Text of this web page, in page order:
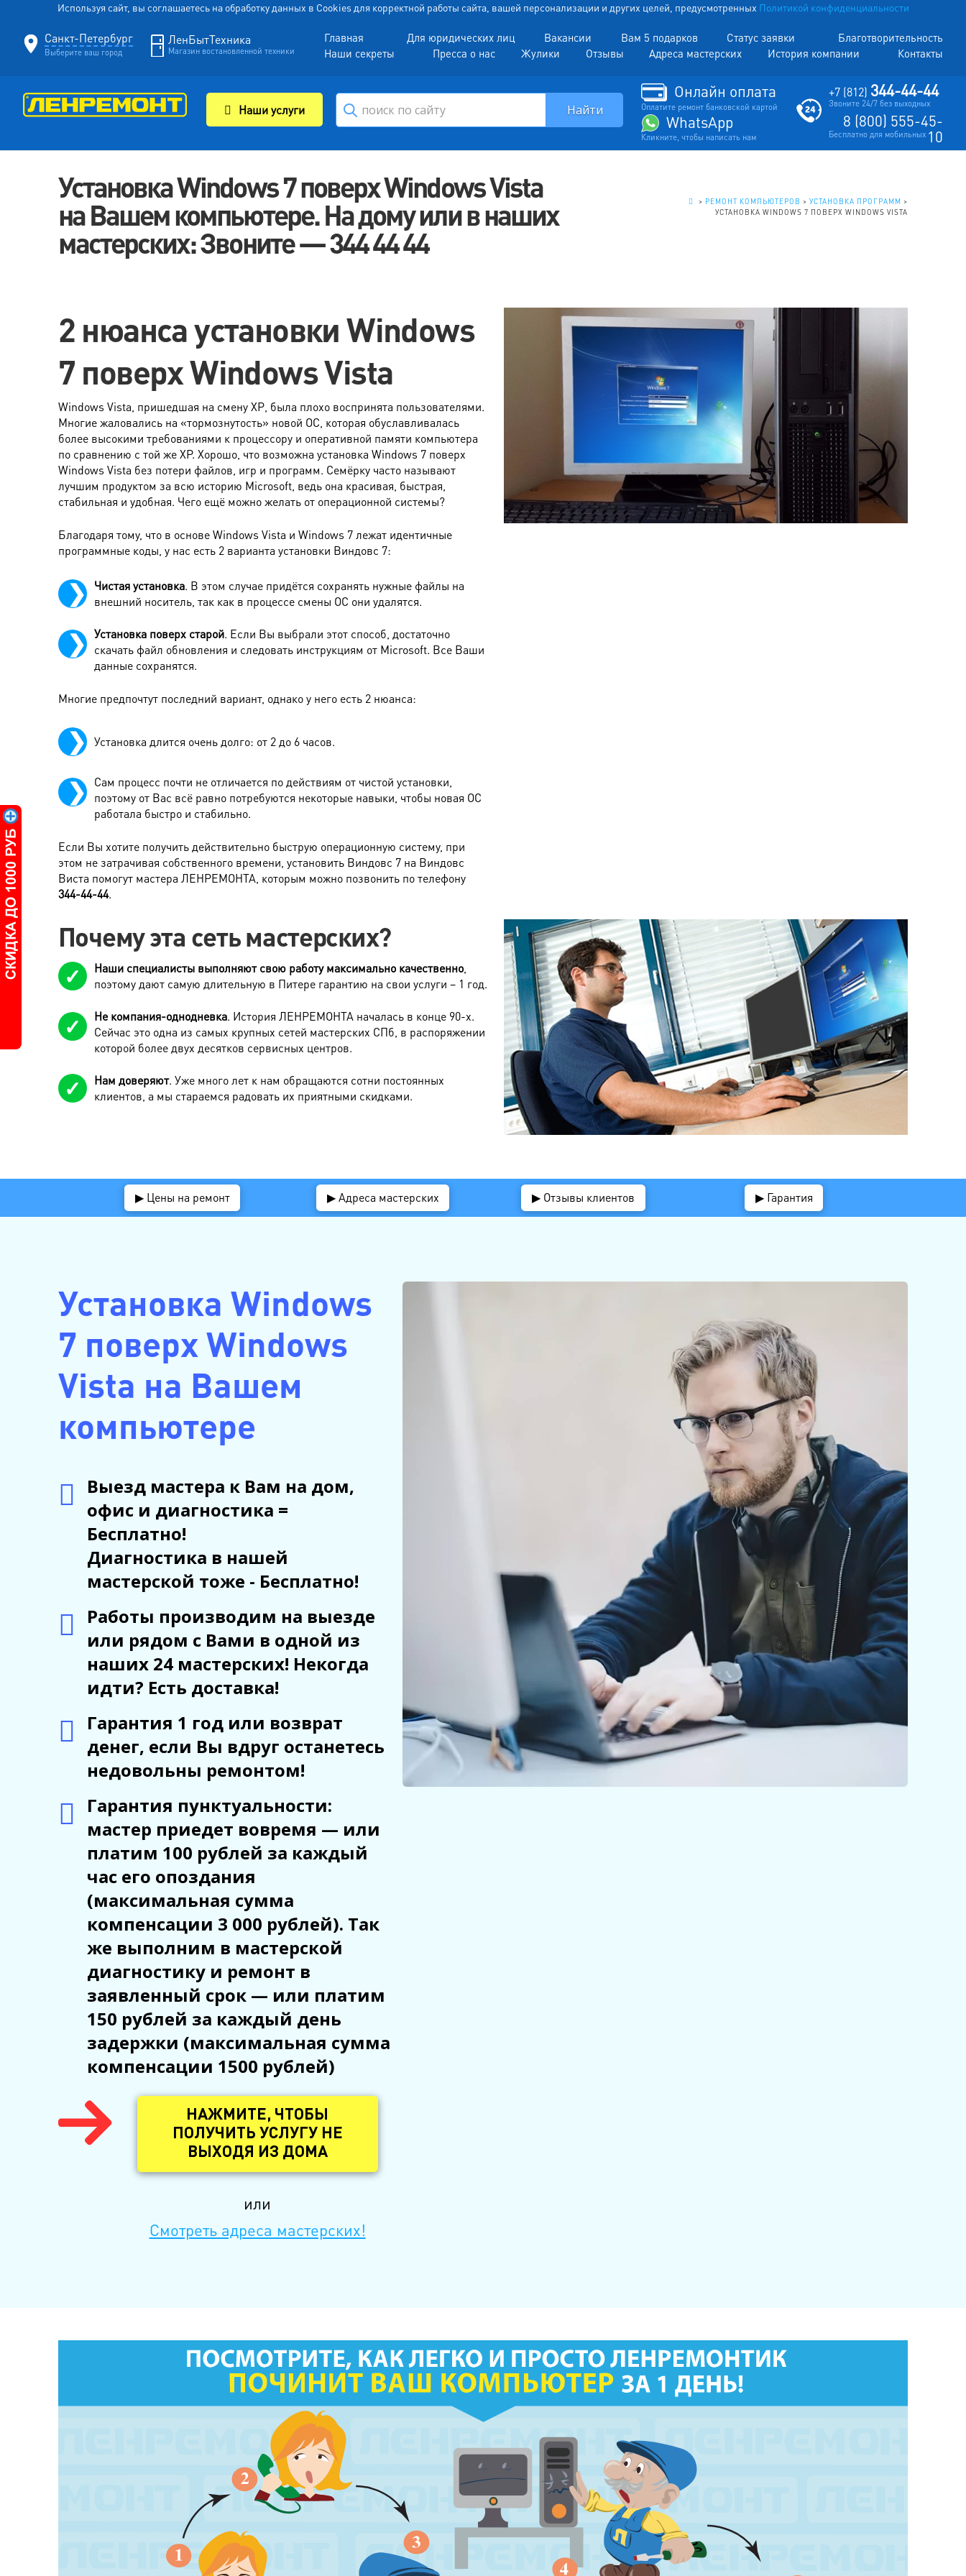
Используя сайт, вы соглашаетесь на обработку данных в Cookies для корректной работы сайта, вашей персонализации и других целей, предусмотренных Политикой конфиденциальности
Санкт-Петербург
Выберите ваш город
ЛенБытТехника
Магазин востановленной техники
Главная Для юридических лиц Вакансии Вам 5 подарков Статус заявки
Благотворительность
Наши секреты
Пресса о нас Жулики Отзывы Адреса мастерских История компании Контакты
Наши услуги
Онлайн оплата
Оплатите ремонт банковской картой
WhatsApp
Кликните, чтобы написать нам
+7 (812) 344-44-44
Звоните 24/7 без выходных
8 (800) 555-45-
10
Бесплатно для мобильных
Установка Windows 7 поверх Windows Vista
на Вашем компьютере. На дому или в наших
мастерских: Звоните — 344 44 44
> РЕМОНТ КОМПЬЮТЕРОВ > УСТАНОВКА ПРОГРАММ >
УСТАНОВКА WINDOWS 7 ПОВЕРХ WINDOWS VISTA
2 нюанса установки Windows
7 поверх Windows Vista
Windows Vista, пришедшая на смену XP, была плохо воспринята пользователями.
Многие жаловались на «тормознутость» новой ОС, которая обуславливалась
более высокими требованиями к процессору и оперативной памяти компьютера
по сравнению с той же XP. Хорошо, что возможна установка Windows 7 поверх
Windows Vista без потери файлов, игр и программ. Семёрку часто называют
лучшим продуктом за всю историю Microsoft, ведь она красивая, быстрая,
стабильная и удобная. Чего ещё можно желать от операционной системы?
Благодаря тому, что в основе Windows Vista и Windows 7 лежат идентичные
программные коды, у нас есть 2 варианта установки Виндовс 7:
Чистая установка. В этом случае придётся сохранять нужные файлы на
внешний носитель, так как в процессе смены ОС они удалятся.
Установка поверх старой. Если Вы выбрали этот способ, достаточно
скачать файл обновления и следовать инструкциям от Microsoft. Все Ваши
данные сохранятся.
Многие предпочтут последний вариант, однако у него есть 2 нюанса:
Установка длится очень долго: от 2 до 6 часов.
Сам процесс почти не отличается по действиям от чистой установки,
поэтому от Вас всё равно потребуются некоторые навыки, чтобы новая ОС
работала быстро и стабильно.
Если Вы хотите получить действительно быструю операционную систему, при
этом не затрачивая собственного времени, установить Виндовс 7 на Виндовс
Виста помогут мастера ЛЕНРЕМОНТА, которым можно позвонить по телефону
344-44-44.
Почему эта сеть мастерских?
Наши специалисты выполняют свою работу максимально качественно,
поэтому дают самую длительную в Питере гарантию на свои услуги – 1 год.
Не компания-однодневка. История ЛЕНРЕМОНТА началась в конце 90-х.
Сейчас это одна из самых крупных сетей мастерских СПб, в распоряжении
которой более двух десятков сервисных центров.
Нам доверяют. Уже много лет к нам обращаются сотни постоянных
клиентов, а мы стараемся радовать их приятными скидками.
▶ Цены на ремонт ▶ Адреса мастерских ▶ Отзывы клиентов ▶ Гарантия
Установка Windows
7 поверх Windows
Vista на Вашем
компьютере
Выезд мастера к Вам на дом,
офис и диагностика =
Бесплатно!
Диагностика в нашей
мастерской тоже - Бесплатно!
Работы производим на выезде
или рядом с Вами в одной из
наших 24 мастерских! Некогда
идти? Есть доставка!
Гарантия 1 год или возврат
денег, если Вы вдруг останетесь
недовольны ремонтом!
Гарантия пунктуальности:
мастер приедет вовремя — или
платим 100 рублей за каждый
час его опоздания
(максимальная сумма
компенсации 3 000 рублей). Так
же выполним в мастерской
диагностику и ремонт в
заявленный срок — или платим
150 рублей за каждый день
задержки (максимальная сумма
компенсации 1500 рублей)
НАЖМИТЕ, ЧТОБЫ
ПОЛУЧИТЬ УСЛУГУ НЕ
ВЫХОДЯ ИЗ ДОМА
или
Смотреть адреса мастерских!